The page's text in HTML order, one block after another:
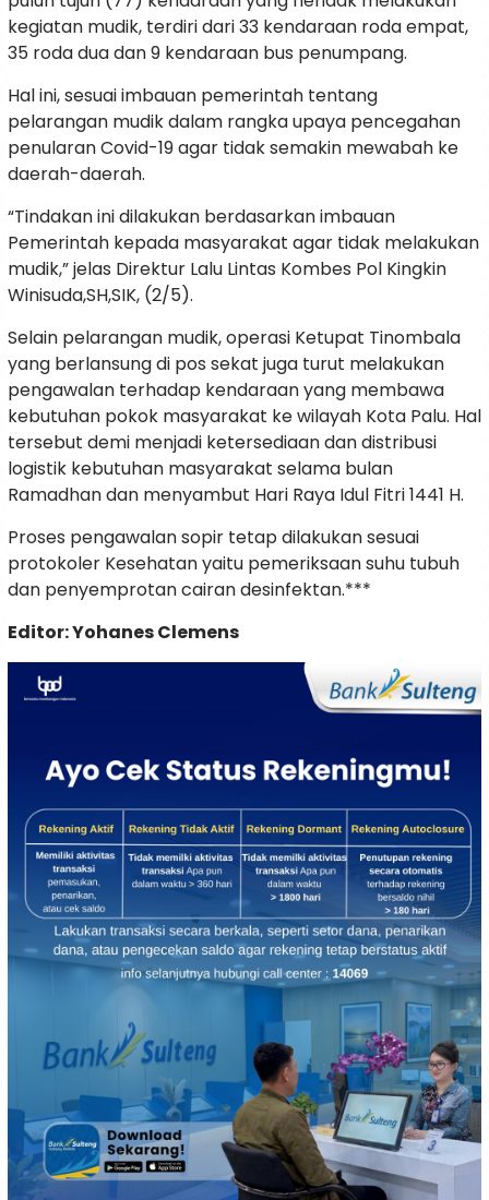
kegiatan mudik, terdiri dari 33 kendaraan roda empat,
35 roda dua dan 9 kendaraan bus penumpang.
Hal ini, sesuai imbauan pemerintah tentang
pelarangan mudik dalam rangka upaya pencegahan
penularan Covid-19 agar tidak semakin mewabah ke
daerah-daerah.
“Tindakan ini dilakukan berdasarkan imbauan
Pemerintah kepada masyarakat agar tidak melakukan
mudik,” jelas Direktur Lalu Lintas Kombes Pol Kingkin
Winisuda,SH,SIK, (2/5).
Selain pelarangan mudik, operasi Ketupat Tinombala
yang berlansung di pos sekat juga turut melakukan
pengawalan terhadap kendaraan yang membawa
kebutuhan pokok masyarakat ke wilayah Kota Palu. Hal
tersebut demi menjadi ketersediaan dan distribusi
logistik kebutuhan masyarakat selama bulan
Ramadhan dan menyambut Hari Raya Idul Fitri 1441 H.
Proses pengawalan sopir tetap dilakukan sesuai
protokoler Kesehatan yaitu pemeriksaan suhu tubuh
dan penyemprotan cairan desinfektan.***
Editor: Yohanes Clemens